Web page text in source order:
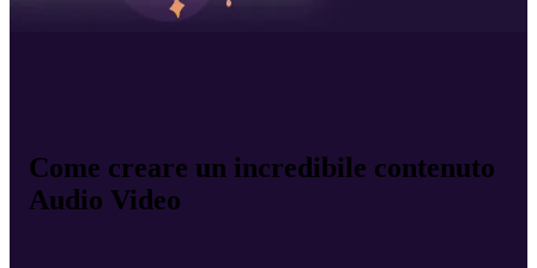
Come creare un incredibile contenuto
Audio Video